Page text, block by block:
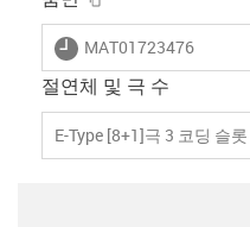
igus-icon-lieferzeit
MAT01723476
절연체 및 극 수
E-Type [8+1]극 3 코딩 슬롯